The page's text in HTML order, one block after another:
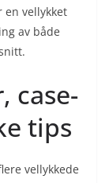
en vellykket
av både
case-
tips
vellykkede